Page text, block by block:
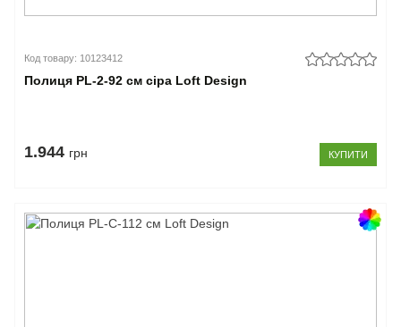
Код товару: 10123412
Полиця PL-2-92 см сіра Loft Design
1.944 грн КУПИТИ